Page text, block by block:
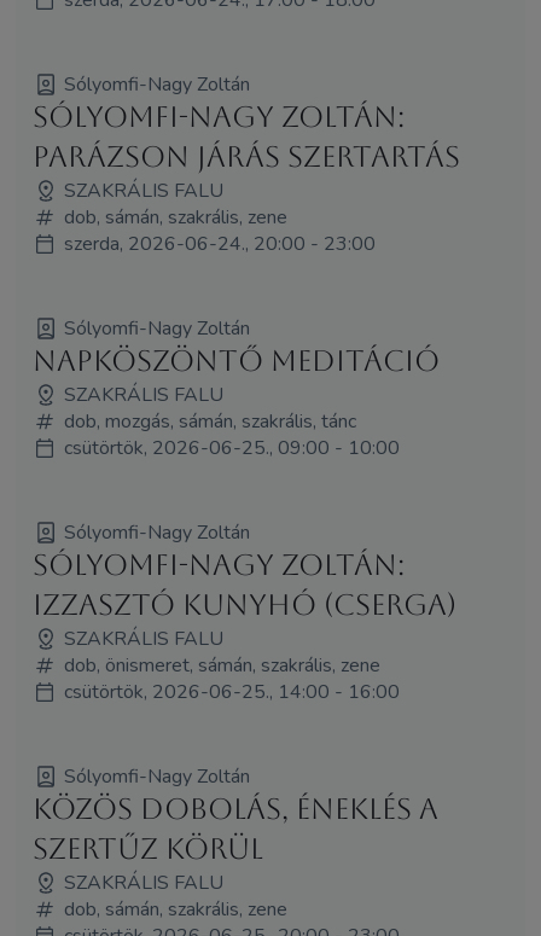
Sólyomfi-Nagy Zoltán
Sólyomfi-Nagy Zoltán:
Parázson járás szertartás
SZAKRÁLIS FALU
dob, sámán, szakrális, zene
szerda, 2026-06-24., 20:00 - 23:00
Sólyomfi-Nagy Zoltán
Napköszöntő meditáció
SZAKRÁLIS FALU
dob, mozgás, sámán, szakrális, tánc
csütörtök, 2026-06-25., 09:00 - 10:00
Sólyomfi-Nagy Zoltán
Sólyomfi-Nagy Zoltán:
Izzasztó kunyhó (Cserga)
SZAKRÁLIS FALU
dob, önismeret, sámán, szakrális, zene
csütörtök, 2026-06-25., 14:00 - 16:00
Sólyomfi-Nagy Zoltán
Közös dobolás, éneklés a
Szertűz körül
SZAKRÁLIS FALU
dob, sámán, szakrális, zene